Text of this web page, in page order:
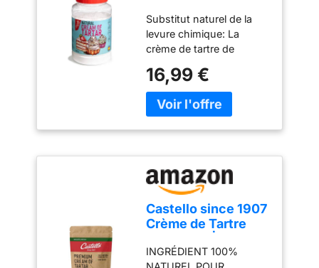
Substitut naturel de la
levure chimique: La
crème de tartre de
substitut naturel de la
levure chimique, offrant
une option saine et
colorants ni
conservateurs, elle
convient à ceux qui
recherchent une
alternative plus naturelle
en pâtisserie Créez votre
propre levure maison:
Vous pouvez créer votre
16,99 €
Castello since 1907
Crème de Tartre
à Lever Naturelle
INGRÉDIENT 100%